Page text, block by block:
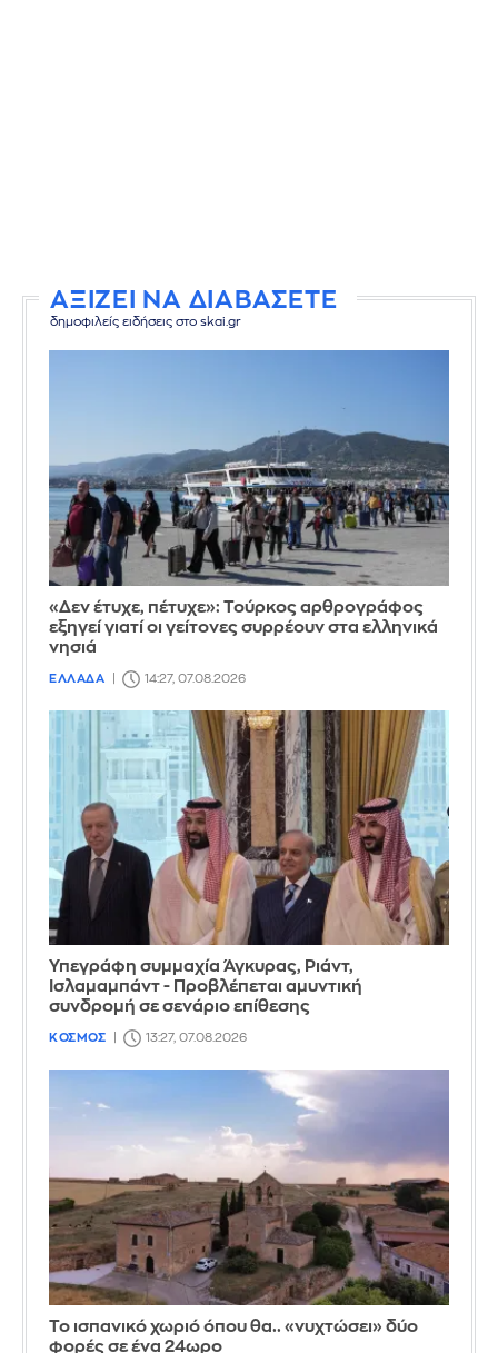
ΑΞΙΖΕΙ ΝΑ ΔΙΑΒΑΣΕΤΕ
δημοφιλείς ειδήσεις στο skai.gr
«Δεν έτυχε, πέτυχε»: Τούρκος αρθρογράφος
εξηγεί γιατί οι γείτονες συρρέουν στα ελληνικά
νησιά
ΕΛΛΑΔΑ 14:27, 07.08.2026
Υπεγράφη συμμαχία Άγκυρας, Ριάντ,
Ισλαμαμπάντ - Προβλέπεται αμυντική
συνδρομή σε σενάριο επίθεσης
ΚΟΣΜΟΣ 13:27, 07.08.2026
Το ισπανικό χωριό όπου θα.. «νυχτώσει» δύο
φορές σε ένα 24ωρο